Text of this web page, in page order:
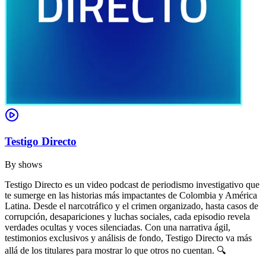
Testigo Directo
By shows
Testigo Directo es un video podcast de periodismo investigativo que
te sumerge en las historias más impactantes de Colombia y América
Latina. Desde el narcotráfico y el crimen organizado, hasta casos de
corrupción, desapariciones y luchas sociales, cada episodio revela
verdades ocultas y voces silenciadas. Con una narrativa ágil,
testimonios exclusivos y análisis de fondo, Testigo Directo va más
allá de los titulares para mostrar lo que otros no cuentan. 🔍